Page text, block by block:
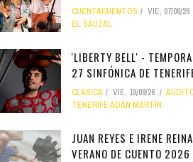
CUENTACUENTOS VIE, 07/08/26
EL SAUZAL
'LIBERTY BELL' -
27 SINFÓNICA DE
CLÁSICA VIE, 18/09/26
TENERIFE ADÁN MARTÍN
JUAN REYES E IRENE
VERANO DE CUENTO 2026